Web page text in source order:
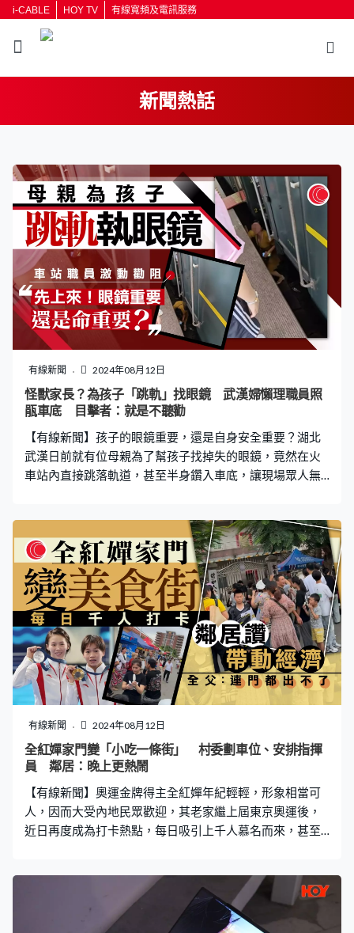
i-CABLE HOY TV 有線寬頻及電訊服務
新聞熱話
有線新聞 2024年08月12日
怪獸家長？為孩子「跳軌」找眼鏡 武漢婦懶理職員照
瓹車底 目擊者：就是不聽勸
【有線新聞】孩子的眼鏡重要，還是自身安全重要？湖北
武漢日前就有位母親為了幫孩子找掉失的眼鏡，竟然在火
車站內直接跳落軌道，甚至半身鑽入車底，讓現場眾人無
車軌道下面，孩子媽媽義無反顧地跳了下去，跑到鐵軌上
給孩子找眼鏡，非常危險」。目擊者拍下的現場影片可
見，一名中年女子俯身在列車軌道下穿行，拿著手機照
明。月台上穿制服的工作人員在喊話規勸：「不要下去，
你別動！別動！先上來！眼鏡重要還是命重要？」 目擊者
指這位孩子媽媽不聽勸，「現場車站工作人員一直在勸
說，但她還是拿著手機在找孩子的一副眼鏡，最後還是幫
孩子找到了眼鏡。確實很危險，幸虧是始發站，不然影響
更大」。工作人員向大風新聞指出，即便是始發站，列車
尚未啟動，乘客擅自這樣下到鐵軌也是有安全風險的。 要
眼鏡不要命 網民：遲早要吃虧 「具體情況要由現場工作
人員來根據她的行為來判斷。」工作人員表示母子倆相關
的資訊查詢不到，不了解最終是否找到眼鏡，目前也未見
火車站派出所警方表示均未接獲相關警示，但強調乘客
有線新聞 2024年08月12日
全紅嬋家門變「小吃一條街」 村委劃車位、安排指揮
員 鄰居：晚上更熱鬧
【有線新聞】奧運金牌得主全紅嬋年紀輕輕，形象相當可
人，因而大受內地民眾歡迎，其老家繼上屆東京奧運後，
近日再度成為打卡熱點，每日吸引上千人慕名而來，甚至
但對全紅嬋家人卻是苦不堪言。 村口宗祠貼滿海報 吸引
「回頭客」再打卡 全紅嬋的老家在廣東湛江麻章區邁合
村，據內地「海報新聞」引述全紅嬋家鄰居全華才表示，